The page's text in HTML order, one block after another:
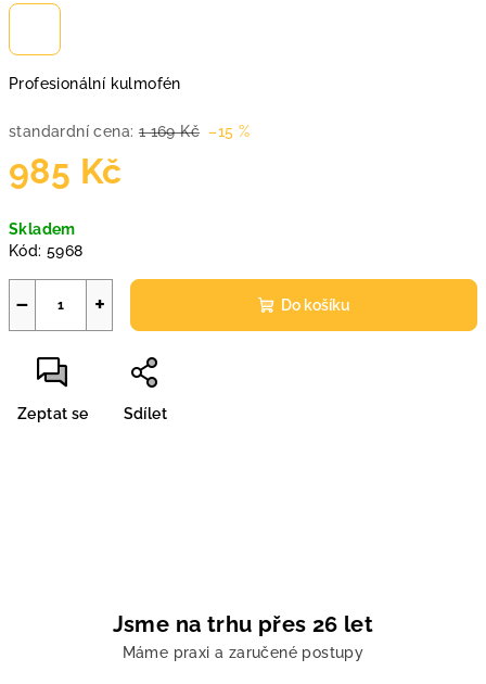
Profesionální kulmofén
standardní cena: 1 169 Kč –15 %
985 Kč
cena:
Skladem
Kód: 5968
+
− Do košíku
Zeptat se Sdílet
Jsme na trhu přes 26 let
Máme praxi a zaručené postupy